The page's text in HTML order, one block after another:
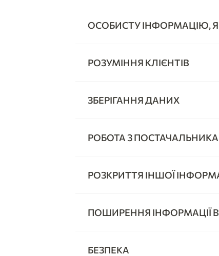
ОСОБИСТУ ІНФОРМАЦІЮ,
РОЗУМІННЯ КЛІЄНТІВ
ЗБЕРІГАННЯ ДАНИХ
РОБОТА З
РОЗКРИТТЯ ІНШОЇ
ПОШИРЕННЯ ІНФОРМАЦІЇ В
БЕЗПЕКА